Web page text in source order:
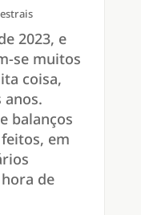
2023, e
se muitos
coisa,
anos.
balanços
em
de